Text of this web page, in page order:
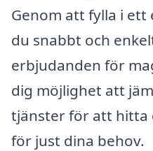
Genom att fylla i
du snabbt och
erbjudanden för
dig möjlighet att
tjänster för att hitta
för just dina behov.